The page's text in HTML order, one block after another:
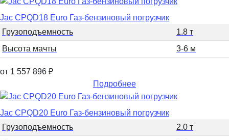
Jac CPQD18 Euro Газ-бензиновый погрузчик
Грузоподъемность
1.8 т
Высота мачты
3-6 м
от 1 557 896 ₽
Подробнее
Jac CPQD20 Euro Газ-бензиновый погрузчик
Грузоподъемность
2.0 т